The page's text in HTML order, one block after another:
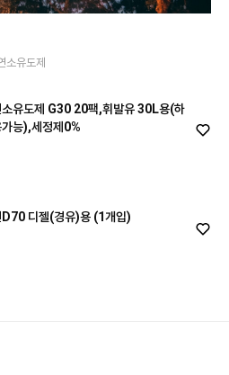
소유도제
소유도제 G30 20팩,휘발유 30L용(하
능),세정제0%
D70 디젤(경유)용 (1개입)